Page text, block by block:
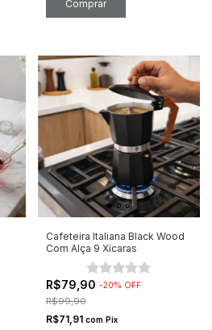
Cafeteira Italiana Black Wood
Com Alça 9 Xícaras
R$79,90 -20% OFF
R$99,90
R$71,91 com Pix